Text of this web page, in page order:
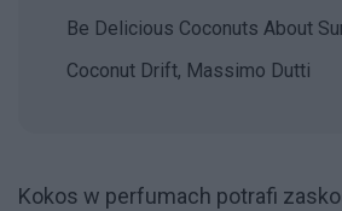
Be Delicious Coconuts About
Coconut Drift, Massimo Dutti
Kokos w perfumach potrafi